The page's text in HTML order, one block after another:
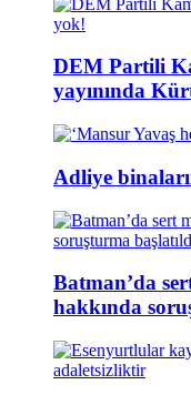
DEM Partili
yayınında
Adliye
Batman’da
hakkında